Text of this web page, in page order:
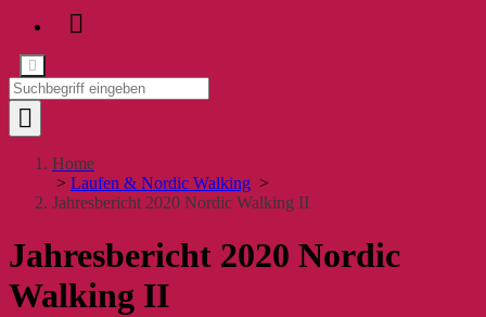
Home
> Laufen & Nordic Walking >
Jahresbericht 2020 Nordic Walking II
Jahresbericht 2020 Nordic
Walking II